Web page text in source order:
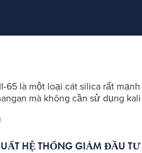
65 là một loại cát silica rất
mà không cần sử dụng
HỆ THỐNG GIẢM ĐẦU